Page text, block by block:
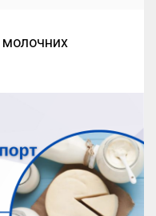
молочних